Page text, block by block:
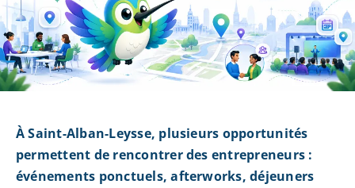
À Saint-Alban-Leysse, plusieurs opportunités
permettent de rencontrer des entrepreneurs :
événements ponctuels, afterworks, déjeuners